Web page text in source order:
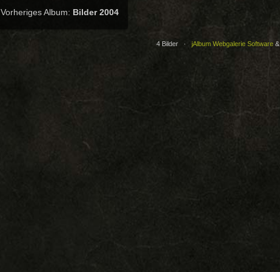
Vorheriges Album: Bilder 2004
4 Bilder · jAlbum Webgalerie Software&